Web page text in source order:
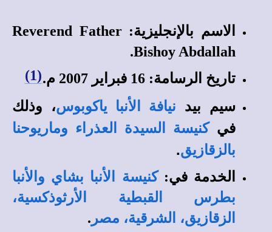
الاسم بالإنجليزية:Reverend Father
Bishoy Abdallah
.
تاريخ الرسامة: 16 فبراير 2007 م.
(1)
سيم بيد نيافة الأنبا ياكوبوس، وذلك
فيكنيسة السيدة العذراء وماريوحنا
بالزقازيق.
الخدمة في:كنيسة الأنبا بشاي والأنبا
بطرس القبطية الأرثوذكسية،
الزقازيق، الشرقية، مصر .